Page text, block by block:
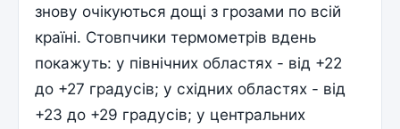
знову очікуються дощі з грозами по всій
країні. Стовпчики термометрів вдень
покажуть: у північних областях - від +22
до +27 градусів; у східних областях - від
+23 до +29 градусів; у центральних